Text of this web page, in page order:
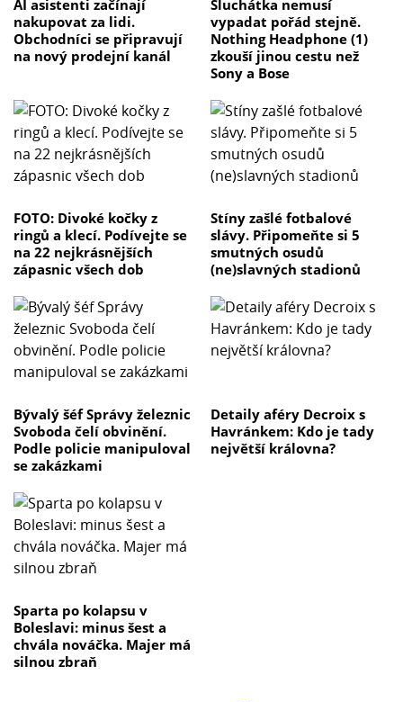
AI asistenti začínají
nakupovat za lidi.
Obchodníci se připravují
na nový prodejní kanál
Sluchátka nemusí
vypadat pořád stejně.
Nothing Headphone (1)
zkouší jinou cestu než
Sony a Bose
FOTO: Divoké kočky z
ringů a klecí. Podívejte se
na 22 nejkrásnějších
zápasnic všech dob
Stíny zašlé fotbalové
slávy. Připomeňte si 5
smutných osudů
(ne)slavných stadionů
Bývalý šéf Správy železnic
Svoboda čelí obvinění.
Podle policie manipuloval
se zakázkami
Detaily aféry Decroix s
Havránkem: Kdo je tady
největší královna?
Sparta po kolapsu v
Boleslavi: minus šest a
chvála nováčka. Majer má
silnou zbraň